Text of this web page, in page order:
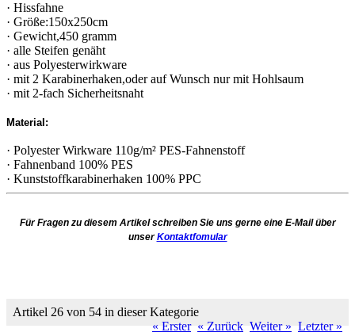
· Hissfahne
· Größe:150x250cm
· Gewicht,450 gramm
· alle Steifen genäht
· aus Polyesterwirkware
· mit 2 Karabinerhaken,oder auf Wunsch nur mit Hohlsaum
· mit 2-fach Sicherheitsnaht
Material:
· Polyester Wirkware 110g/m² PES-Fahnenstoff
· Fahnenband 100% PES
· Kunststoffkarabinerhaken 100% PPC
Für Fragen zu diesem Artikel schreiben Sie uns gerne eine E-Mail über
unserKontaktfomular
Artikel 26 von 54 in dieser Kategorie
« Erster « Zurück Weiter » Letzter »